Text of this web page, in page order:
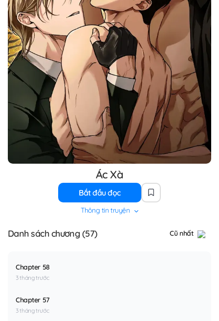
Ác Xà
Bắt đầu đọc
Thông tin truyện
Danh sách chương (57) Cũ nhất
Chapter 58
3 tháng trước
Chapter 57
3 tháng trước